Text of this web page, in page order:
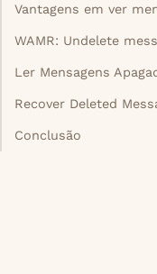
Vantagens em ver
WAMR: Undelete
Ler Mensagens
Recover Deleted
Conclusão